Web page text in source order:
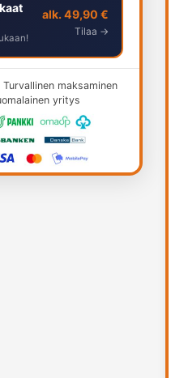
alk. 49,90 €
Tilaa →
Turvallinen maksaminen
yritys